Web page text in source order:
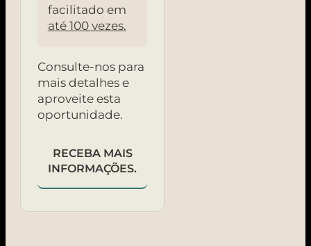
facilitado em
até 100 vezes.
Consulte-nos para
mais detalhes e
aproveite esta
oportunidade.
RECEBA MAIS
INFORMAÇÕES.